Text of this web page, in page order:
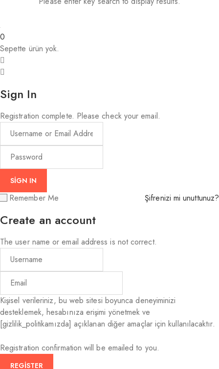
0
Sepette ürün yok.
Sign In
Registration complete. Please check your email.
Remember Me Şifrenizi mi unuttunuz?
Create an account
The user name or email address is not correct.
Kişisel verileriniz, bu web sitesi boyunca deneyiminizi
desteklemek, hesabınıza erişimi yönetmek ve
[gizlilik_politikamızda] açıklanan diğer amaçlar için kullanılacaktır.
Registration confirmation will be emailed to you.